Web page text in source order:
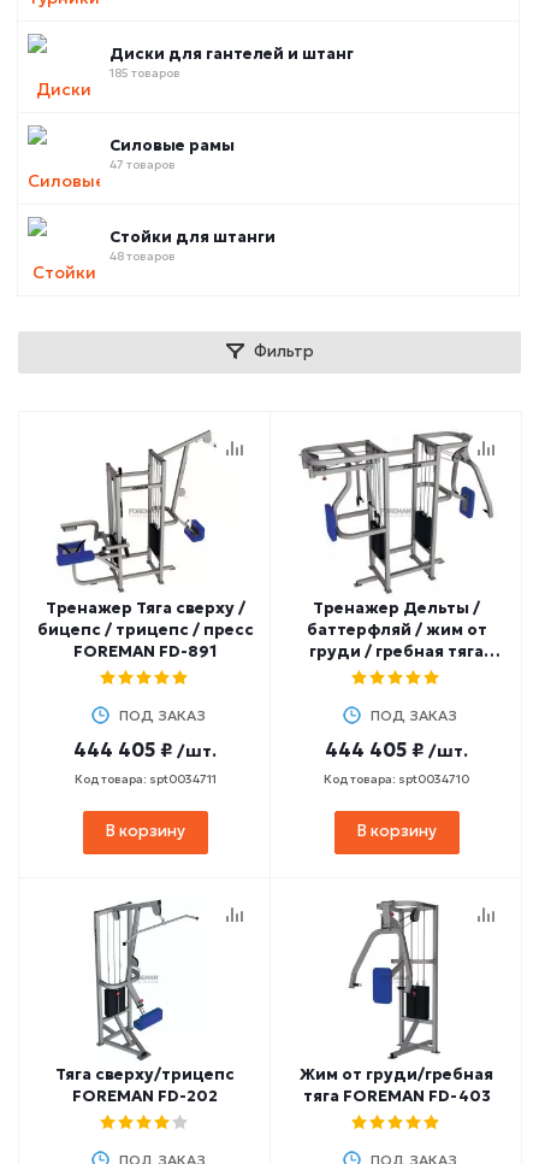
Диски для гантелей и штанг
185 товаров
Силовые рамы
47 товаров
Стойки для штанги
48 товаров
Фильтр
Тренажер Тяга сверху /
бицепс / трицепс / пресс
FOREMAN FD-891
ПОД ЗАКАЗ
444 405 ₽ /шт.
Код товара: spt0034711
В корзину
Тренажер Дельты /
баттерфляй / жим от
груди / гребная тяга
FOREMAN FD-890
ПОД ЗАКАЗ
444 405 ₽ /шт.
Код товара: spt0034710
В корзину
Тяга сверху/трицепс
FOREMAN FD-202
ПОД ЗАКАЗ
Жим от груди/гребная
тяга FOREMAN FD-403
ПОД ЗАКАЗ